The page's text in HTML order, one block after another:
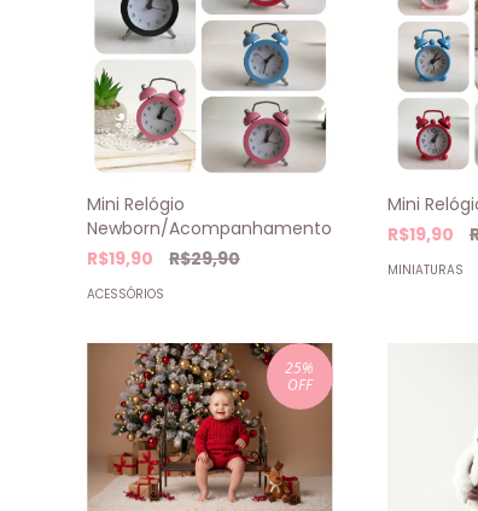
Mini Relógio
Newborn/Acompanhamento
R$19,90
R$29,90
ACESSÓRIOS
Mini
R$19,90
MINIATURAS
25%
OFF